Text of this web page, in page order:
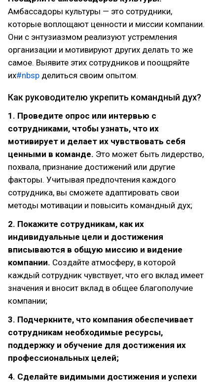
Амбассадоры культуры — это сотрудники,
которые воплощают ценности и миссии компании.
Они с энтузиазмом реализуют устремления
организации и мотивируют других делать то же
самое. Выявите этих сотрудников и поощряйте
их#nbsp делиться своим опытом.
Как руководителю укрепить командный дух?
1. Проведите опрос или интервью с
сотрудниками, чтобы узнать, что их
мотивирует и делает их чувствовать себя
ценными в команде. Это может быть лидерство,
похвала, признание достижений или другие
факторы. Учитывая предпочтения каждого
сотрудника, вы сможете адаптировать свои
методы мотивации и повысить командный дух;
2. Покажите сотрудникам, как их
индивидуальные цели и достижения
вписываются в общую миссию и видение
компании. Создайте атмосферу, в которой
каждый сотрудник чувствует, что его вклад имеет
значения и вносит вклад в общее благополучие
компании;
3. Подчеркните, что компания обеспечивает
сотрудникам необходимые ресурсы,
поддержку и обучение для достижения их
профессиональных целей;
4. Сделайте видимыми достижения и успехи